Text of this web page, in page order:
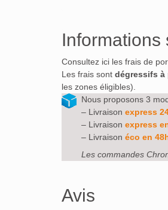
Informations
Consultez ici les frais de
Les frais sont dégressifs à
les zones éligibles).
Nous proposons 3
– Livraison express
– Livraison express
– Livraison éco en
Les commandes
Avis